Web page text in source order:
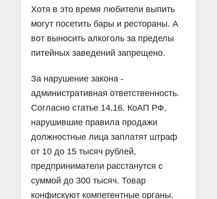
Хотя в это время любители выпить
могут посетить бары и рестораны. А
вот выносить алкоголь за пределы
питейных заведений запрещено.
За нарушение закона -
административная ответственность.
Согласно статье 14.16. КоАП РФ,
нарушившие правила продажи
должностные лица заплатят штраф
от 10 до 15 тысяч рублей,
предприниматели расстанутся с
суммой до 300 тысяч. Товар
конфискуют компетентные органы.